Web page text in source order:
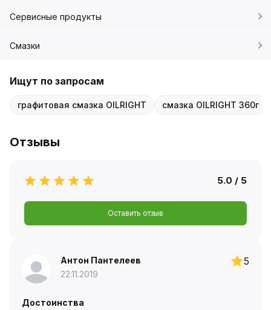
Сервисные продукты
Смазки
Ищут по запросам
графитовая смазка OILRIGHT смазка OILRIGHT 360г
Отзывы
5.0 / 5
Оставить отзыв
Антон Пантелеев
22.11.2019
5
Достоинства